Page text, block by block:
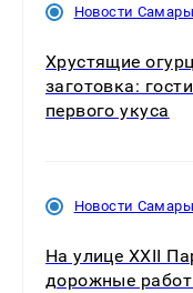
Кавказе: смотреть
Новости Самары
Хрустящие
заготовка:
первого укуса
Новости Самары
На улице XXII
дорожные